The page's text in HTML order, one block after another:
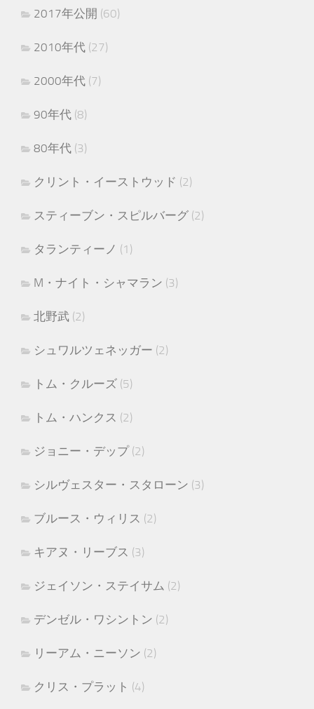
2017年公開 (60)
2010年代 (27)
2000年代 (7)
90年代 (8)
80年代 (3)
クリント・イーストウッド (2)
スティーブン・スピルバーグ (2)
タランティーノ (1)
M・ナイト・シャマラン (3)
北野武 (2)
シュワルツェネッガー (2)
トム・クルーズ (5)
トム・ハンクス (2)
ジョニー・デップ(2)
シルヴェスター・スタローン (3)
ブルース・ウィリス (2)
キアヌ・リーブス (3)
ジェイソン・ステイサム (2)
デンゼル・ワシントン (2)
リーアム・ニーソン (2)
クリス・プラット (4)